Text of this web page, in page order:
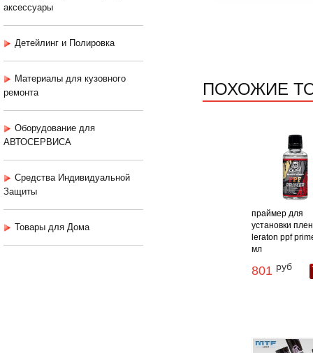
аксессуары
Детейлинг и Полировка
Материалы для кузовного
ремонта
Оборудование для
АВТОСЕРВИСА
Средства Индивидуальной
Защиты
Товары для Дома
ПОХОЖИЕ
праймер для
установки
leraton ppf
мл
801 руб